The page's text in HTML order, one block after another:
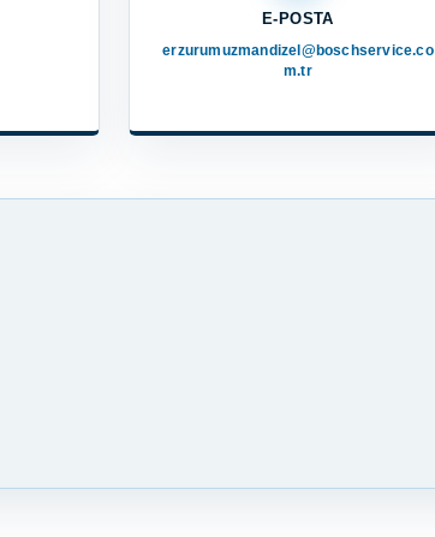
E-POSTA
erzurumuzmandizel@boschservice.co
m.tr